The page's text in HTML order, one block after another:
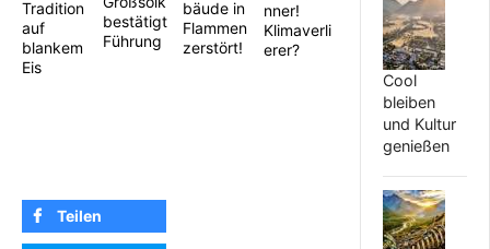
Tradition
auf
blankem
Eis
bestätigt
Führung
bäude in
Flammen
zerstört!
nner!
Klimaverli
erer?
Teilen
Cool
bleiben
und Kultur
genießen